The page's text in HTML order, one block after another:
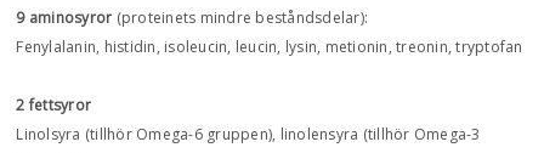
9 aminosyror (proteinets mindre beståndsdelar):
Fenylalanin, histidin, isoleucin, leucin, lysin, metionin, treonin, tryptofan
2 fettsyror
Linolsyra (tillhör Omega-6 gruppen), linolensyra (tillhör Omega-3